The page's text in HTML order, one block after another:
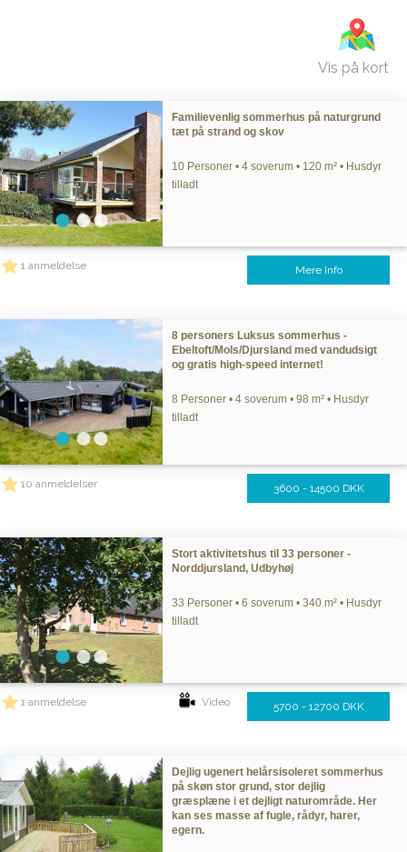
Vis på kort
Familievenlig sommerhus på naturgrund
tæt på strand og skov
10 Personer • 4 soverum • 120 m² • Husdyr
tilladt
1 anmeldelse Mere Info
8 personers Luksus sommerhus -
Ebeltoft/Mols/Djursland med vandudsigt
og gratis high-speed internet!
8 Personer • 4 soverum • 98 m² • Husdyr
tilladt
10 anmeldelser 3600 - 14500 DKK
Stort aktivitetshus til 33 personer -
Norddjursland, Udbyhøj
33 Personer • 6 soverum • 340 m² • Husdyr
tilladt
1 anmeldelse Video 5700 - 12700 DKK
Dejlig ugenert helårsisoleret sommerhus
på skøn stor grund, stor dejlig
græsplæne i et dejligt naturområde. Her
kan ses masse af fugle, rådyr, harer,
egern.